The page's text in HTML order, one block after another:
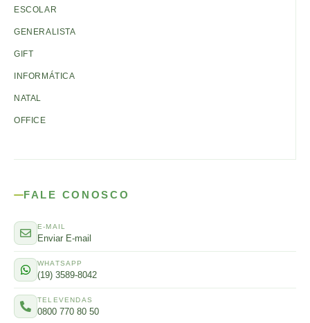
ESCOLAR
GENERALISTA
GIFT
INFORMÁTICA
NATAL
OFFICE
FALE CONOSCO
E-MAIL
Enviar E-mail
WHATSAPP
(19) 3589-8042
TELEVENDAS
0800 770 80 50